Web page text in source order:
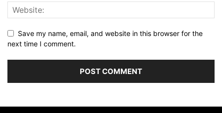
Save my name, email, and website in this browser for the
next time I comment.